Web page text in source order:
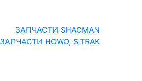
ЗАПЧАСТИ SHACMAN
ЗАПЧАСТИ HOWO, SITRAK